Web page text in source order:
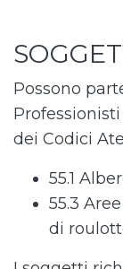
Possono
dei Codici
55.1
55.3
di